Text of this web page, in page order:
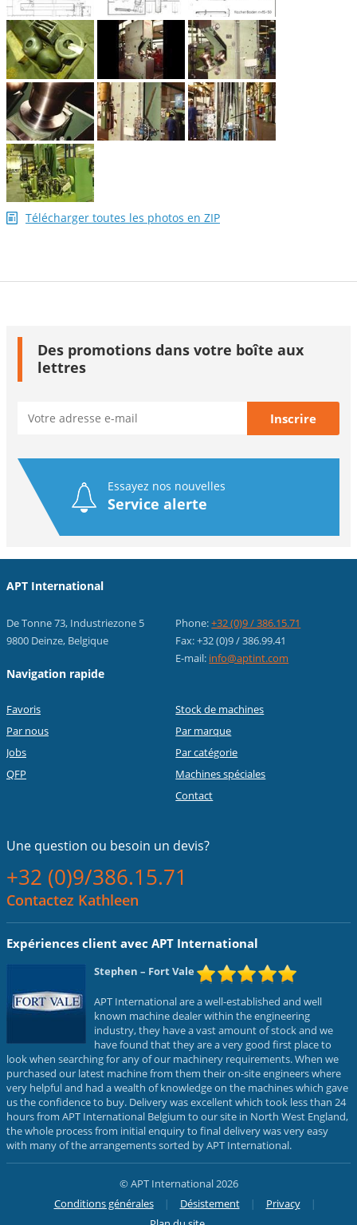
Télécharger toutes les photos en ZIP
Des promotions dans votre boîte aux
lettres
Essayez nos nouvelles
Service alerte
APT International
De Tonne 73, Industriezone 5
9800 Deinze, Belgique
Phone:+32 (0)9 / 386.15.71
Fax: +32 (0)9 / 386.99.41
E-mail: info@aptint.com
Navigation rapide
Favoris
Par nous
Jobs
QFP
Stock de machines
Par marque
Par catégorie
Machines spéciales
Contact
Une question ou besoin un devis?
+32 (0)9/386.15.71
Contactez Kathleen
Expériences client avec APT International
Stephen – Fort Vale
APT International are a well-established and well
known machine dealer within the engineering
industry, they have a vast amount of stock and we
have found that they are a very good first place to
look when searching for any of our machinery requirements. When we
purchased our latest machine from them their on-site engineers where
very helpful and had a wealth of knowledge on the machines which gave
us the confidence to buy. Delivery was excellent which took less than 24
hours from APT International Belgium to our site in North West England,
the whole process from initial enquiry to final delivery was very easy
with many of the arrangements sorted by APT International.
© APT International 2026
Conditions générales
Désistement
Privacy